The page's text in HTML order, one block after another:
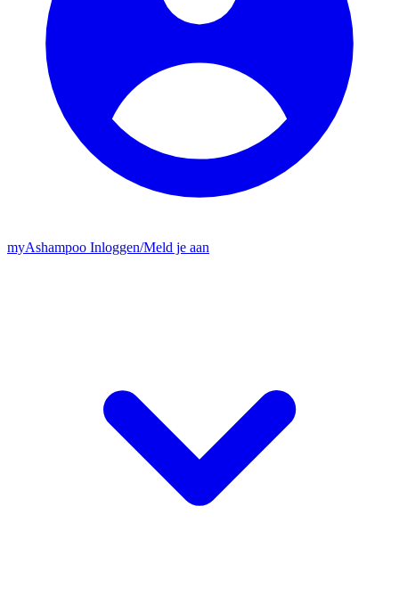
myAshampoo Inloggen/Meld je aan